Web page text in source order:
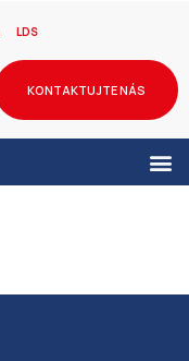
LDS
KONTAKTUJTE NÁS